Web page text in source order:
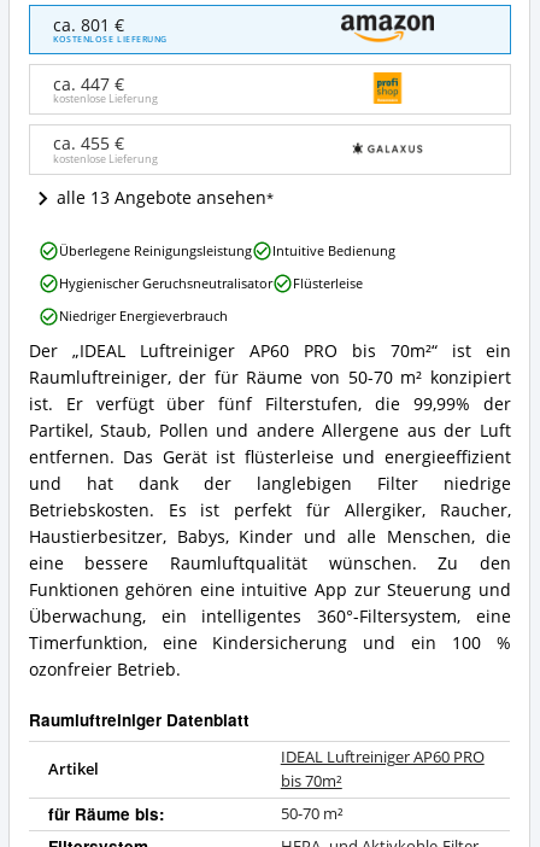
IDEAL
Luftreiniger
AP60
PRO
70m²
Angebote:
ist
dieser
erhältlich?
ca. 801 €
KOSTENLOSE LIEFERUNG
ca. 447 €
kostenlose Lieferung
ca. 455 €
kostenlose Lieferung
alle 13 Angebote ansehen
IDEAL
Luftreiniger
AP60
PRO
bis
70m²
Zusammenfassung:
Was
bietet
dieser
Raumluftreiniger?
Der „IDEAL Luftreiniger AP60 PRO bis 70m²“ ist ein
Raumluftreiniger, der für Räume von 50-70 m² konzipiert
ist. Er verfügt über fünf Filterstufen, die 99,99% der
Partikel, Staub, Pollen und andere Allergene aus der Luft
entfernen. Das Gerät ist flüsterleise und energieeffizient
und hat dank der langlebigen Filter niedrige
Betriebskosten. Es ist perfekt für Allergiker, Raucher,
Haustierbesitzer, Babys, Kinder und alle Menschen, die
eine bessere Raumluftqualität wünschen. Zu den
Funktionen gehören eine intuitive App zur Steuerung und
Überwachung, ein intelligentes 360°-Filtersystem, eine
Timerfunktion, eine Kindersicherung und ein 100 %
ozonfreier Betrieb.
Raumluftreiniger Datenblatt
Artikel
IDEAL Luftreiniger AP60 PRO
bis 70m²
für Räume bis: 50-70 m²
IDEAL
Luftreiniger
AP60
PRO
bis
70m²
Vorteile:
Was
spricht
für
diesen
Raumluftreiniger?
Überlegene Reinigungsleistung
Intuitive Bedienung
Hygienischer Geruchsneutralisator
Flüsterleise
Niedriger Energieverbrauch